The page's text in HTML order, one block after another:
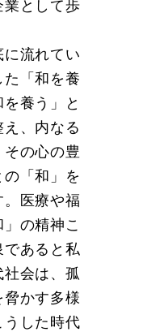
業として歩
流れてい
た「和を養
養う」と
、内なる
その心の豊
「和」を
医療や福
の精神こ
であると私
会は、孤
かす多様
うした時代